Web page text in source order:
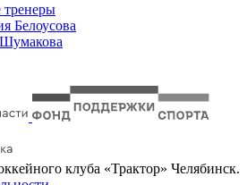
тренеры
Белоусова
клуба «Трактор» Челябинск.